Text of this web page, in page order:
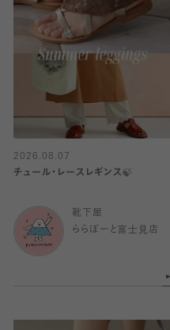
2026.08.07
チュール・レースレギンス🍃
靴下屋
ららぽーと富士見店